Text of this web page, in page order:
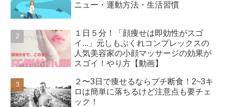
ニュー・運動方法・生活習慣
１日５分！「顔痩せは即効性がスゴ
イ...」元しもぶくれコンプレックスの
人気美容家の小顔マッサージの効果が
スゴイ！やり方【動画】
２〜3日で痩せるならプチ断食！2~3キ
ロは簡単に落ちるけど注意点も要チェ
ック！